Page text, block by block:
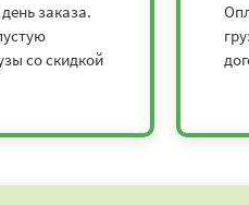
заказа.
со скидкой